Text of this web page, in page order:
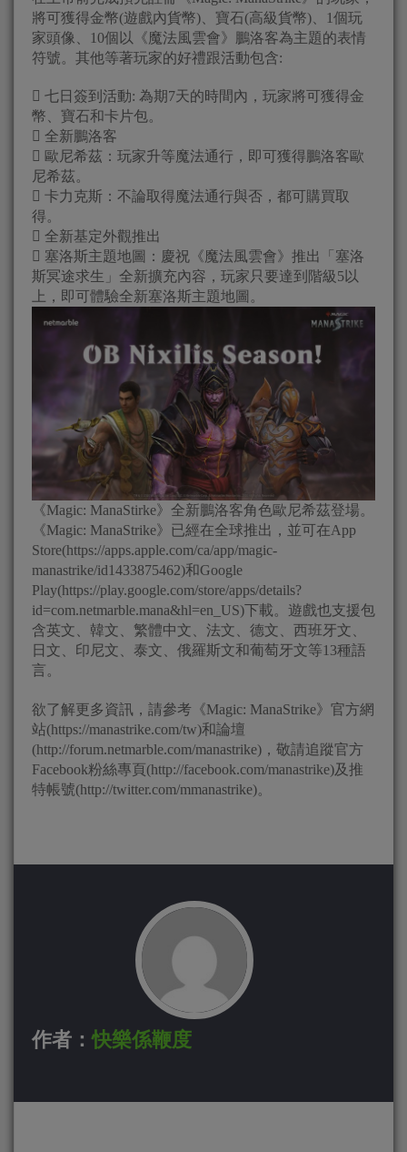
將可獲得金幣(遊戲內貨幣)、寶石(高級貨幣)、1個玩
家頭像、10個以《魔法風雲會》鵬洛客為主題的表情
符號。其他等著玩家的好禮跟活動包含:
 七日簽到活動: 為期7天的時間內，玩家將可獲得金
幣、寶石和卡片包。
 全新鵬洛客
 歐尼希茲：玩家升等魔法通行，即可獲得鵬洛客歐
尼希茲。
 卡力克斯：不論取得魔法通行與否，都可購買取
得。
 全新基定外觀推出
 塞洛斯主題地圖：慶祝《魔法風雲會》推出「塞洛
斯冥途求生」全新擴充內容，玩家只要達到階級5以
上，即可體驗全新塞洛斯主題地圖。
《Magic: ManaStirke》全新鵬洛客角色歐尼希茲登場。
《Magic: ManaStrike》已經在全球推出，並可在App
Store(https://apps.apple.com/ca/app/magic-
manastrike/id1433875462)和Google
Play(https://play.google.com/store/apps/details?
id=com.netmarble.mana&hl=en_US)下載。遊戲也支援包
含英文、韓文、繁體中文、法文、德文、西班牙文、
日文、印尼文、泰文、俄羅斯文和葡萄牙文等13種語
言。
欲了解更多資訊，請參考《Magic: ManaStrike》官方網
站(https://manastrike.com/tw)和論壇
(http://forum.netmarble.com/manastrike)，敬請追蹤官方
Facebook粉絲專頁(http://facebook.com/manastrike)及推
特帳號(http://twitter.com/mmanastrike)。
作者：快樂係鞭度